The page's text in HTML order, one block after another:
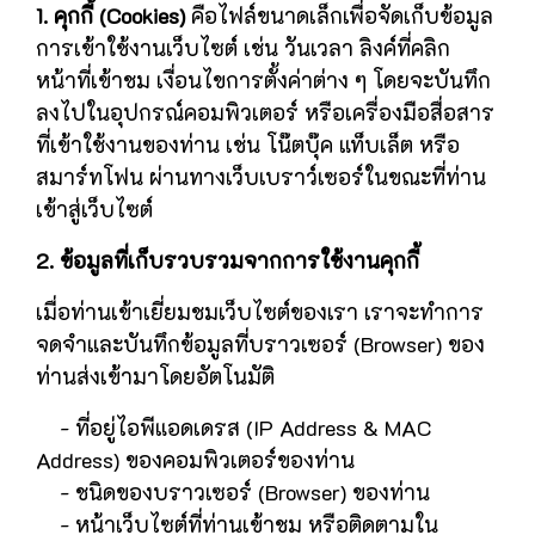
1. คุกกี้ (Cookies)คือไฟล์ขนาดเล็กเพื่อจัดเก็บข้อมูล
การเข้าใช้งานเว็บไซต์ เช่น วันเวลา ลิงค์ที่คลิก
หน้าที่เข้าชม เงื่อนไขการตั้งค่าต่าง ๆ โดยจะบันทึก
ลงไปในอุปกรณ์คอมพิวเตอร์ หรือเครื่องมือสื่อสาร
ที่เข้าใช้งานของท่าน เช่น โน๊ตบุ๊ค แท็บเล็ต หรือ
สมาร์ทโฟน ผ่านทางเว็บเบราว์เซอร์ในขณะที่ท่าน
เข้าสู่เว็บไซต์
2. ข้อมูลที่เก็บรวบรวมจากการใช้งานคุกกี้
เมื่อท่านเข้าเยี่ยมชมเว็บไซต์ของเรา เราจะทำการ
จดจำและบันทึกข้อมูลที่บราวเซอร์ (Browser) ของ
ท่านส่งเข้ามาโดยอัตโนมัติ
- ที่อยู่ไอพีแอดเดรส (IP Address & MAC
Address) ของคอมพิวเตอร์ของท่าน
- ชนิดของบราวเซอร์ (Browser) ของท่าน
- หน้าเว็บไซต์ที่ท่านเข้าชม หรือติดตามใน